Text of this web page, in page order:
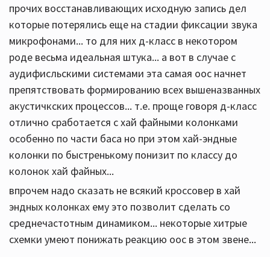
прочих восстанавливающих исходную запись дел
которые потерялись еще на стадии фиксации звука
микрофонами... то для них д-класс в некотором
роде весьма идеальная штука... а вот в случае с
аудифисльскими системами эта самая оос начнет
препятствовать формированию всех вышеназванных
акустичкских процессов... т.е. проще говоря д-класс
отлично сработается с хай файными колонками
особенно по части баса но при этом хай-эндные
колонки по быстренькому понизит по классу до
колонок хай файных...
впрочем надо сказать не всякий кроссовер в хай
эндных колонках ему это позволит сделать со
среднечастотным динамиком... некоторые хитрые
схемки умеют понижать реакцию оос в этом звене...